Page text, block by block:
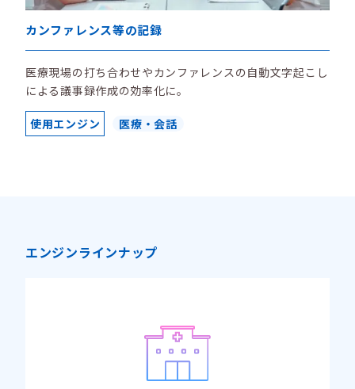
カンファレンス等の記録
医療現場の打ち合わせやカンファレンスの自動文字起こし
による議事録作成の効率化に。
使用エンジン 医療・会話
エンジンラインナップ